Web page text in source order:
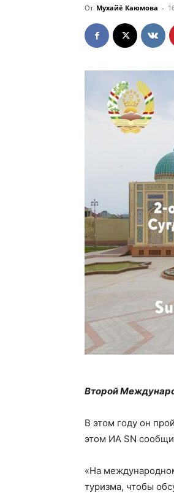
От Мухайё Каюмова -
Второй
В этом году он
этом ИА SN
«На
туризма, чтобы